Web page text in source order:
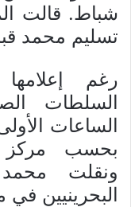
شباط. قالت
تسليم محمد قبل 25 فبراير/شباط
رغم
السلطات
بحسب مركز
ونقلت
البحرينيين في